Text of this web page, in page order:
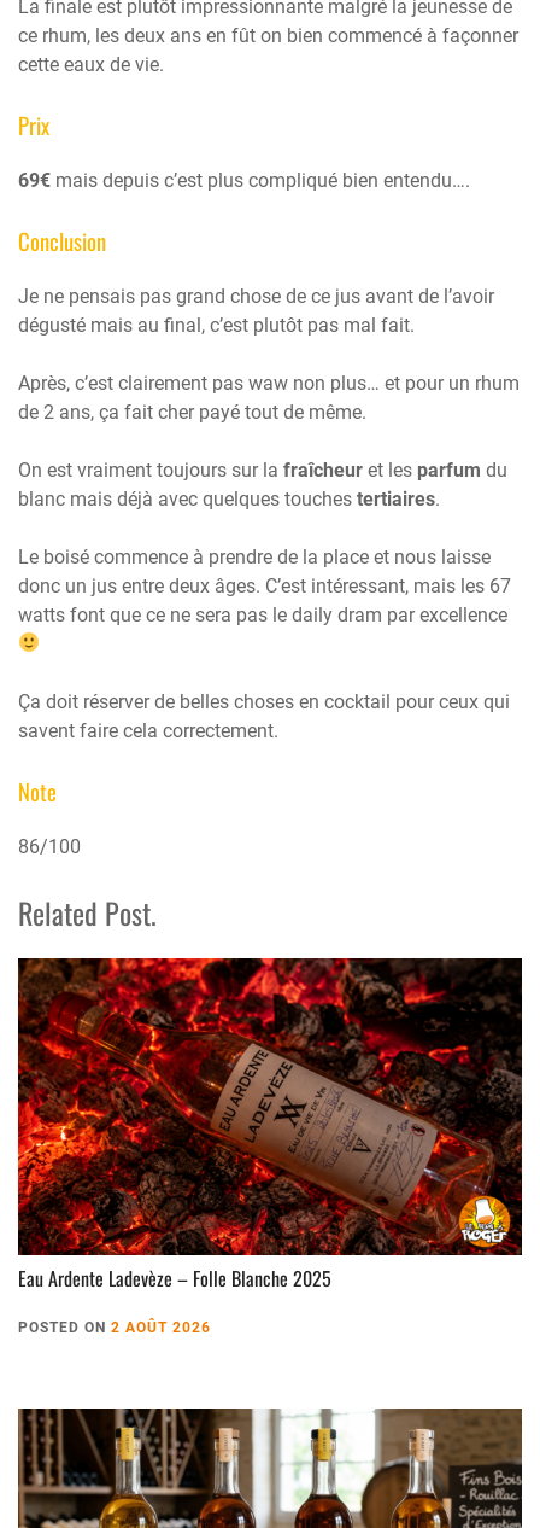
La finale est plutôt impressionnante malgré la jeunesse de
ce rhum, les deux ans en fût on bien commencé à façonner
cette eaux de vie.
Prix
69€ mais depuis c’est plus compliqué bien entendu….
Conclusion
Je ne pensais pas grand chose de ce jus avant de l’avoir
dégusté mais au final, c’est plutôt pas mal fait.
Après, c’est clairement pas waw non plus… et pour un rhum
de 2 ans, ça fait cher payé tout de même.
On est vraiment toujours sur la fraîcheur et les parfum du
blanc mais déjà avec quelques touches tertiaires.
Le boisé commence à prendre de la place et nous laisse
donc un jus entre deux âges. C’est intéressant, mais les 67
watts font que ce ne sera pas le daily dram par excellence
Ça doit réserver de belles choses en cocktail pour ceux qui
savent faire cela correctement.
Note
86/100
Related Post.
Eau Ardente Ladevèze – Folle Blanche 2025
POSTED ON 2 AOÛT 2026